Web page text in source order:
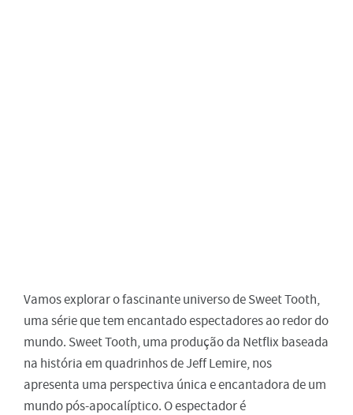
Vamos explorar o fascinante universo de Sweet Tooth,
uma série que tem encantado espectadores ao redor do
mundo. Sweet Tooth, uma produção da Netflix baseada
na história em quadrinhos de Jeff Lemire, nos
apresenta uma perspectiva única e encantadora de um
mundo pós-apocalíptico. O espectador é